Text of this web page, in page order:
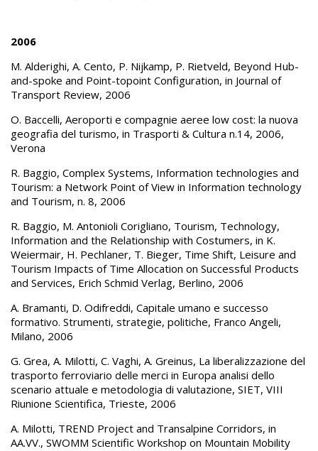
2006
M. Alderighi, A. Cento, P. Nijkamp, P. Rietveld, Beyond Hub-
and-spoke and Point-topoint Configuration, in Journal of
Transport Review, 2006
O. Baccelli, Aeroporti e compagnie aeree low cost: la nuova
geografia del turismo, in Trasporti & Cultura n.14, 2006,
Verona
R. Baggio, Complex Systems, Information technologies and
Tourism: a Network Point of View in Information technology
and Tourism, n. 8, 2006
R. Baggio, M. Antonioli Corigliano, Tourism, Technology,
Information and the Relationship with Costumers, in K.
Weiermair, H. Pechlaner, T. Bieger, Time Shift, Leisure and
Tourism Impacts of Time Allocation on Successful Products
and Services, Erich Schmid Verlag, Berlino, 2006
A. Bramanti, D. Odifreddi, Capitale umano e successo
formativo. Strumenti, strategie, politiche, Franco Angeli,
Milano, 2006
G. Grea, A. Milotti, C. Vaghi, A. Greinus, La liberalizzazione del
trasporto ferroviario delle merci in Europa analisi dello
scenario attuale e metodologia di valutazione, SIET, VIII
Riunione Scientifica, Trieste, 2006
A. Milotti, TREND Project and Transalpine Corridors, in
AA.VV., SWOMM Scientific Workshop on Mountain Mobility